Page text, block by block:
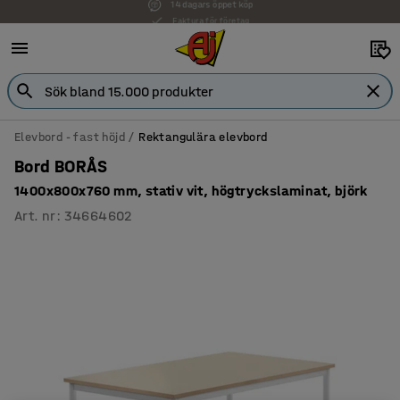
Faktura för företag
Elevbord - fast höjd Rektangulära elevbord
Bord BORÅS
1400x800x760 mm, stativ vit, högtryckslaminat, björk
Art. nr: 34664602